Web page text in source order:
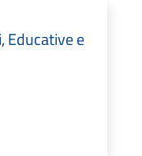
Educative e